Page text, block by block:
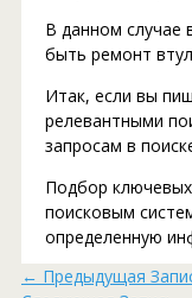
В данном случае
быть ремонт
Итак, если вы
релевантными
запросам в
Подбор
поисковым
определенную
← Предыдущая